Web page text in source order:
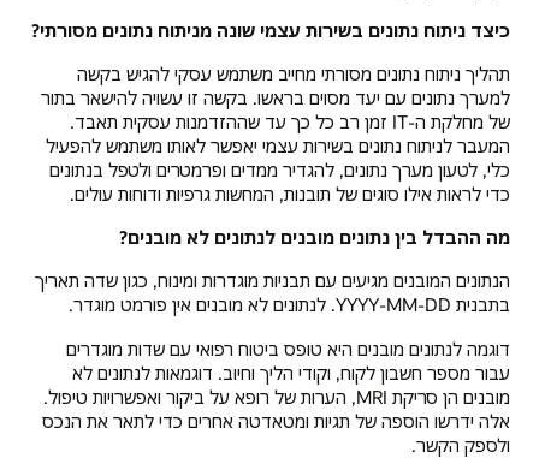
כיצד ניתוח נתונים בשירות עצמי שונה מניתוח נתונים מסורתי?
תהליך ניתוח נתונים מסורתי מחייב משתמש עסקי להגיש בקשה
למערך נתונים עם יעד מסוים בראשו. בקשה זו עשויה להישאר בתור
של מחלקת ה-IT זמן רב כל כך עד שההזדמנות עסקית תאבד.
המעבר לניתוח נתונים בשירות עצמי יאפשר לאותו משתמש להפעיל
כלי, לטעון מערך נתונים, להגדיר ממדים ופרמטרים ולטפל בנתונים
כדי לראות אילו סוגים של תובנות, המחשות גרפיות ודוחות עולים.
מה ההבדל בין נתונים מובנים לנתונים לא מובנים?
הנתונים המובנים מגיעים עם תבניות מוגדרות ומינוח, כגון שדה תאריך
בתבנית YYYY-MM-DD. לנתונים לא מובנים אין פורמט מוגדר.
דוגמה לנתונים מובנים היא טופס ביטוח רפואי עם שדות מוגדרים
עבור מספר חשבון לקוח, וקודי הליך וחיוב. דוגמאות לנתונים לא
מובנים הן סריקת MRI, הערות של רופא על ביקור ואפשרויות טיפול.
אלה ידרשו הוספה של תגיות ומטאדטה אחרים כדי לתאר את הנכס
ולספק הקשר.